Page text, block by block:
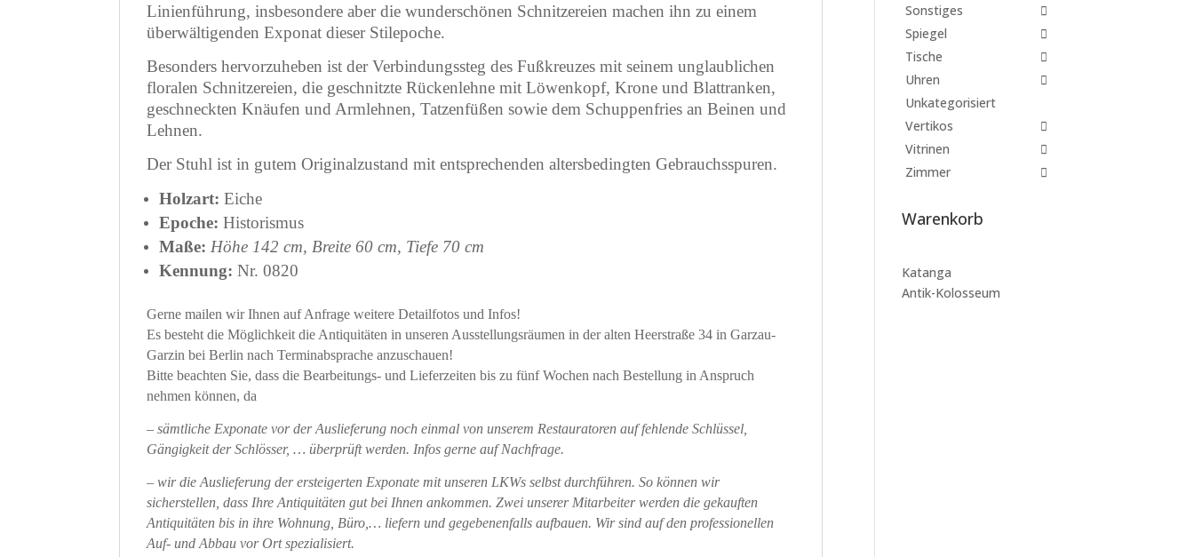
Linienführung, insbesondere aber die wunderschönen Schnitzereien machen ihn zu einem
überwältigenden Exponat dieser Stilepoche.
Besonders hervorzuheben ist der Verbindungssteg des Fußkreuzes mit seinem unglaublichen
floralen Schnitzereien, die geschnitzte Rückenlehne mit Löwenkopf, Krone und Blattranken,
geschneckten Knäufen und Armlehnen, Tatzenfüßen sowie dem Schuppenfries an Beinen und
Lehnen.
Der Stuhl ist in gutem Originalzustand mit entsprechenden altersbedingten Gebrauchsspuren.
Holzart: Eiche
Epoche:Historismus
Maße: Höhe 142 cm, Breite 60 cm, Tiefe 70 cm
Kennung:Nr. 0820
Gerne mailen wir Ihnen auf Anfrage weitere Detailfotos und Infos!
Es besteht die Möglichkeit die Antiquitäten in unseren Ausstellungsräumen in der alten Heerstraße 34 in Garzau-
Garzin bei Berlin nach Terminabsprache anzuschauen!
Bitte beachten Sie, dass die Bearbeitungs- und Lieferzeiten bis zu fünf Wochen nach Bestellung in Anspruch
nehmen können, da
– sämtliche Exponate vor der Auslieferung noch einmal von unserem Restauratoren auf fehlende Schlüssel,
Gängigkeit der Schlösser, … überprüft werden. Infos gerne auf Nachfrage.
– wir die Auslieferung der ersteigerten Exponate mit unseren LKWs selbst durchführen. So können wir
sicherstellen, dass Ihre Antiquitäten gut bei Ihnen ankommen. Zwei unserer Mitarbeiter werden die gekauften
Antiquitäten bis in ihre Wohnung, Büro,… liefern und gegebenenfalls aufbauen. Wir sind auf den professionellen
Auf- und Abbau vor Ort spezialisiert.
Sonstiges
Spiegel
Tische
Uhren
Unkategorisiert
Vertikos
Vitrinen
Zimmer
Warenkorb
Katanga
Antik-Kolosseum